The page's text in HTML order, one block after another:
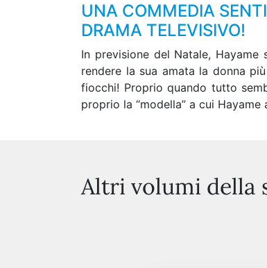
UNA COMMEDIA
DRAMA TELEVISIVO!
In previsione del Natale,
rendere la sua amata la donna
fiocchi! Proprio quando tutto
proprio la “modella” a cui
Altri volumi della